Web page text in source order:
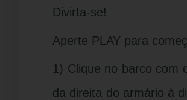
Divirta-se!
Aperte PLAY para
1) Clique no barco com
da direita do armário à